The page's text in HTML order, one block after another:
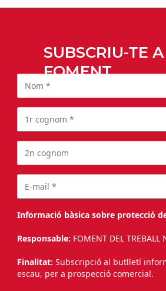
SUBSCRIU-TE A
FOMENT
Informació bàsica sobre protecció
Responsable: FOMENT DEL TREBALL
Finalitat: Subscripció al butlletí
escau, per a prospecció comercial.